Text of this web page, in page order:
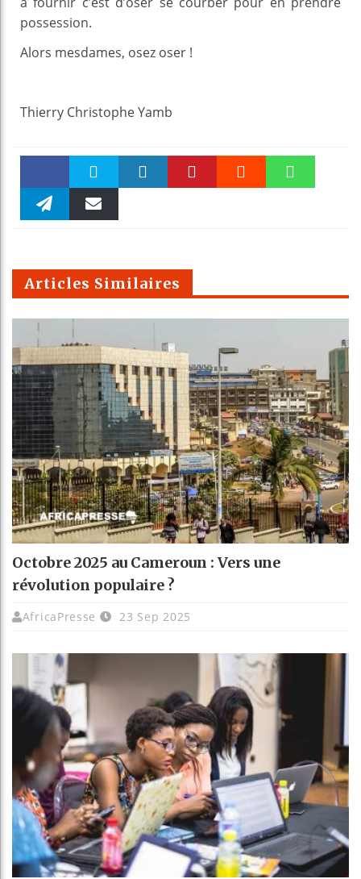
possession.
Alors mesdames, osez oser !
Thierry Christophe Yamb
Faceboo Twitter
m
Articles Similaires
Octobre 2025 au Cameroun : Vers une
révolution populaire ?
AfricaPresse 23 Sep 2025